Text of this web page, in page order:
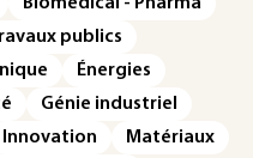
publics
Énergies
Génie industriel
Innovation
Matériaux